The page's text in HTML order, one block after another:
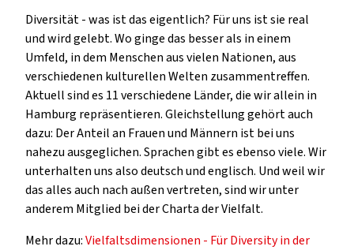
Diversität - was ist das eigentlich? Für uns ist sie real
und wird gelebt. Wo ginge das besser als in einem
Umfeld, in dem Menschen aus vielen Nationen, aus
verschiedenen kulturellen Welten zusammentreffen.
Aktuell sind es 11 verschiedene Länder, die wir allein in
Hamburg repräsentieren. Gleichstellung gehört auch
dazu: Der Anteil an Frauen und Männern ist bei uns
nahezu ausgeglichen. Sprachen gibt es ebenso viele. Wir
unterhalten uns also deutsch und englisch. Und weil wir
das alles auch nach außen vertreten, sind wir unter
anderem Mitglied bei der Charta der Vielfalt.
Mehr dazu:Vielfaltsdimensionen - Für Diversity in der